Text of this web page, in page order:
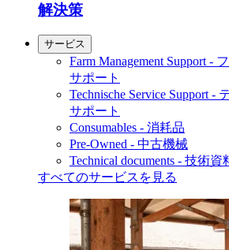
解決策
サービス
Farm Management Support -
サポート
Technische Service Support -
サポート
Consumables - 消耗品
Pre-Owned - 中古機械
Technical documents - 技術資
すべてのサービスを見る